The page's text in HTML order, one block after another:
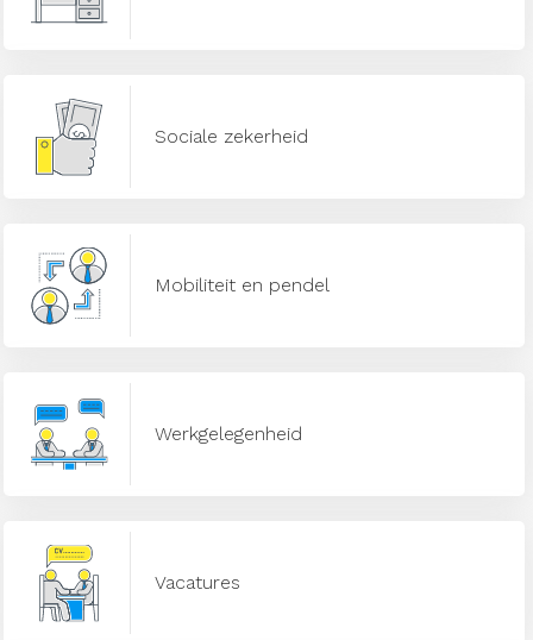
Sociale zekerheid
Mobiliteit en pendel
Werkgelegenheid
Vacatures